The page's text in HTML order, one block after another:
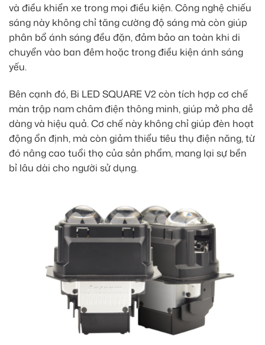
và điều khiển xe trong mọi điều kiện. Công nghệ chiếu
sáng này không chỉ tăng cường độ sáng mà còn giúp
phân bổ ánh sáng đều đặn, đảm bảo an toàn khi di
chuyển vào ban đêm hoặc trong điều kiện ánh sáng
yếu.
Bên cạnh đó, Bi LED SQUARE V2 còn tích hợp cơ chế
màn trập nam châm điện thông minh, giúp mở pha dễ
dàng và hiệu quả. Cơ chế này không chỉ giúp đèn hoạt
động ổn định, mà còn giảm thiểu tiêu thụ điện năng, từ
đó nâng cao tuổi thọ của sản phẩm, mang lại sự bền
bỉ lâu dài cho người sử dụng.